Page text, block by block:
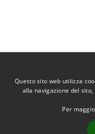
Questo sito web utilizza
alla navigazione del
Per